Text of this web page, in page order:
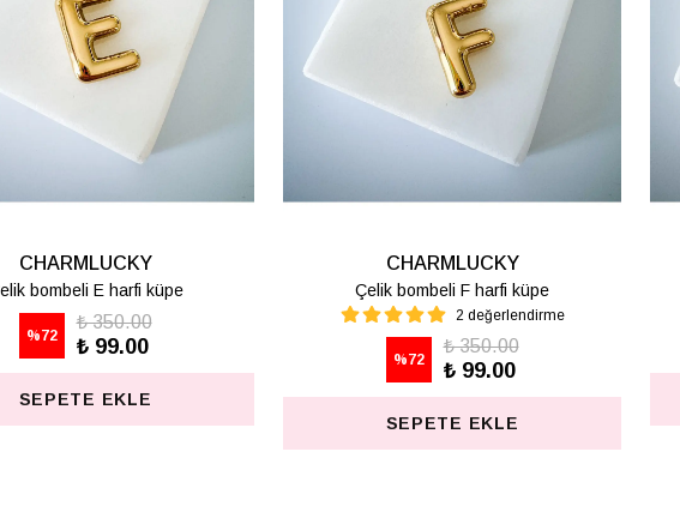
CHARMLUCKY
bombeli M harfi lüpe
1 değerlendirme
%72
₺ 350.00
₺ 99.00
SEPETE EKLE
CHARMLUCKY
Çelik bombeli S harfi küpe
%72
₺ 350.00
₺ 99.00
SEPETE EKLE